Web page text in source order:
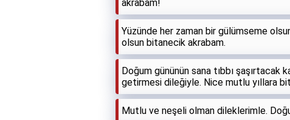
akrabam!
Yüzünde her zaman bir gülümseme
olsun bitanecik akrabam.
Doğum gününün sana tıbbı şaşırtacak
getirmesi dileğiyle. Nice mutlu yıllara
Mutlu ve neşeli olman dileklerimle.